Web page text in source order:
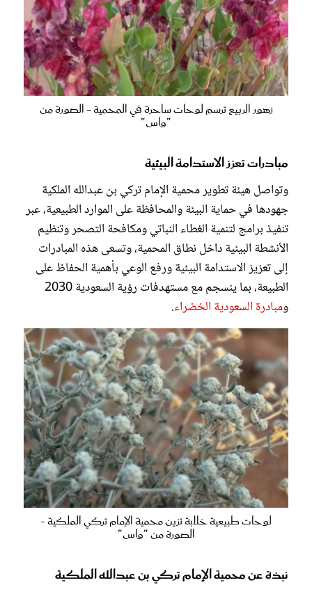
زهور الربيع ترسم لوحات ساحرة في المحمية - الصورة من
"واس"
مبادرات تعزز الاستدامة البيئية
وتواصل هيئة تطوير محمية الإمام تركي بن عبدالله الملكية
جهودها في حماية البيئة والمحافظة على الموارد الطبيعية، عبر
تنفيذ برامج لتنمية الغطاء النباتي ومكافحة التصحر وتنظيم
الأنشطة البيئية داخل نطاق المحمية، وتسعى هذه المبادرات
إلى تعزيز الاستدامة البيئية ورفع الوعي بأهمية الحفاظ على
الطبيعة، بما ينسجم مع مستهدفات رؤية السعودية 2030
ومبادرة السعودية الخضراء.
لوحات طبيعية خلابة تزين محمية الإمام تركي الملكية -
الصورة من "واس"
نبذة عن محمية الإمام تركي بن عبدالله الملكية